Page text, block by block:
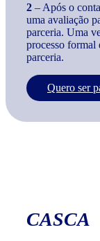
2 – Após o
uma avaliação
parceria. Uma
processo formal
parceria.
Quero ser
CASCA